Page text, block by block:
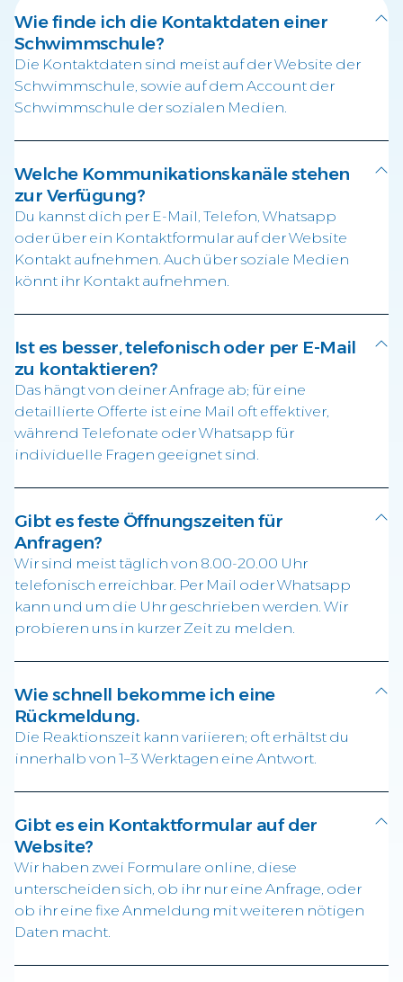
Wie finde ich die Kontaktdaten einer
Schwimmschule?
Die Kontaktdaten sind meist auf der Website der
Schwimmschule, sowie auf dem Account der
Schwimmschule der sozialen Medien.
Welche Kommunikationskanäle stehen
zur Verfügung?
Du kannst dich per E-Mail, Telefon, Whatsapp
oder über ein Kontaktformular auf der Website
Kontakt aufnehmen. Auch über soziale Medien
könnt ihr Kontakt aufnehmen.
Ist es besser, telefonisch oder per E-Mail
zu kontaktieren?
Das hängt von deiner Anfrage ab; für eine
detaillierte Offerte ist eine Mail oft effektiver,
während Telefonate oder Whatsapp für
individuelle Fragen geeignet sind.
Gibt es feste Öffnungszeiten für
Anfragen?
Wir sind meist täglich von 8.00-20.00 Uhr
telefonisch erreichbar. Per Mail oder Whatsapp
kann und um die Uhr geschrieben werden. Wir
probieren uns in kurzer Zeit zu melden.
Wie schnell bekomme ich eine
Rückmeldung.
Die Reaktionszeit kann variieren; oft erhältst du
innerhalb von 1–3 Werktagen eine Antwort.
Gibt es ein Kontaktformular auf der
Website?
Wir haben zwei Formulare online, diese
unterscheiden sich, ob ihr nur eine Anfrage, oder
ob ihr eine fixe Anmeldung mit weiteren nötigen
Daten macht.